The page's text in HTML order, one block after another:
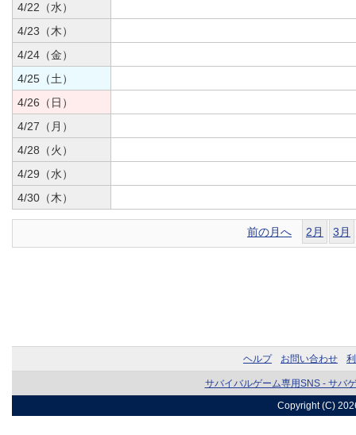
4/22（水）
4/23（木）
4/24（金）
4/25（土）
4/26（日）
4/27（月）
4/28（火）
4/29（水）
4/30（木）
前の月へ 2月 3月
ヘルプ お問い合わせ
サバイバルゲーム専用SNS - サバ
Copyright (C)